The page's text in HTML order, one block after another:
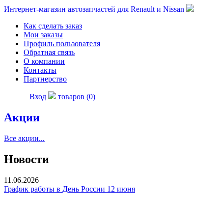
Интернет-магазин автозапчастей для Renault и Nissan
Как сделать заказ
Мои заказы
Профиль пользователя
Обратная связь
О компании
Контакты
Партнерство
Вход товаров (0)
Акции
Все акции...
Новости
11.06.2026
График работы в День России 12 июня